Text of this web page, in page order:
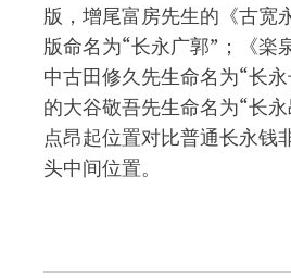
版，增尾富房先生的《古宽
版命名为“长永广郭”；《楽
中古田修久先生命名为“长
的大谷敬吾先生命名为“长
点昂起位置对比普通长永钱
头中间位置。